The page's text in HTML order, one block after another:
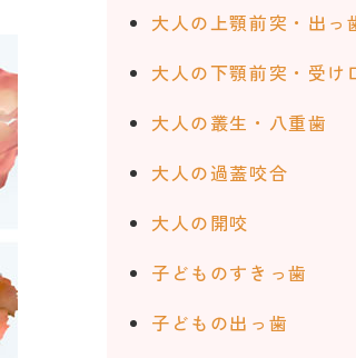
大人の上顎前突・出っ
大人の下顎前突・受け
大人の叢生・八重歯
大人の過蓋咬合
大人の開咬
子どものすきっ歯
子どもの出っ歯